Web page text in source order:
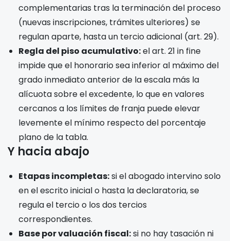
complementarias tras la terminación del proceso
(nuevas inscripciones, trámites ulteriores) se
regulan aparte, hasta un tercio adicional (art. 29).
Regla del piso acumulativo:el art. 21 in fine
impide que el honorario sea inferior al máximo del
grado inmediato anterior de la escala más la
alícuota sobre el excedente, lo que en valores
cercanos a los límites de franja puede elevar
levemente el mínimo respecto del porcentaje
plano de la tabla.
Y hacia abajo
Etapas incompletas:si el abogado intervino solo
en el escrito inicial o hasta la declaratoria, se
regula el tercio o los dos tercios
correspondientes.
Base por valuación fiscal:si no hay tasación ni